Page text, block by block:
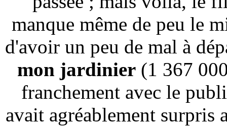
manque même de peu le
d'avoir un peu de mal à
mon jardinier(1 367
franchement avec le
avait agréablement